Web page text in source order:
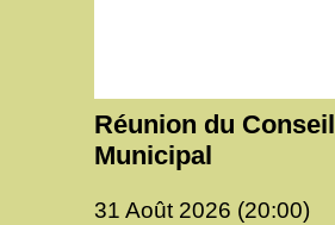
Réunion du Conseil
Municipal
31 Août 2026 (20:00)